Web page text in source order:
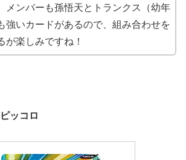
メンバーも孫悟天とトランクス（幼年
強いカードがあるので、組み合わせを
が楽しみですね！
ッコロ